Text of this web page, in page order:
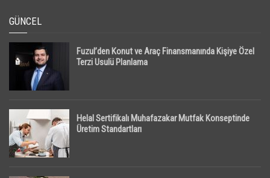
GÜNCEL
Fuzul’den Konut ve Araç Finansmanında Kişiye Özel
Terzi Usulü Planlama
Helal Sertifikalı Muhafazakar Mutfak Konseptinde
Üretim Standartları